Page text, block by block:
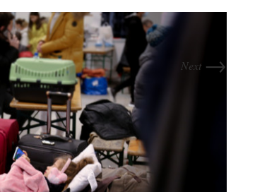
Next →